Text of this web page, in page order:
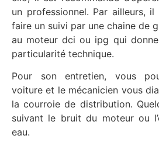
un professionnel. Par ailleurs,
faire un suivi par une chaine de
au moteur dci ou ipg qui
particularité technique.
Pour son entretien, vous
voiture et le mécanicien vous
la courroie de distribution.
suivant le bruit du moteur ou
eau.